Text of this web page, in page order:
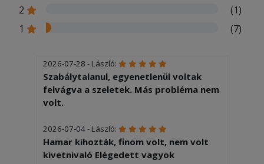
2
(1)
1
(7)
2026-07-28 - László:
Szabálytalanul, egyenetlenül voltak
felvágva a szeletek. Más probléma nem
volt.
2026-07-04 - László:
Hamar kihozták, finom volt, nem volt
kivetnivaló Elégedett vagyok